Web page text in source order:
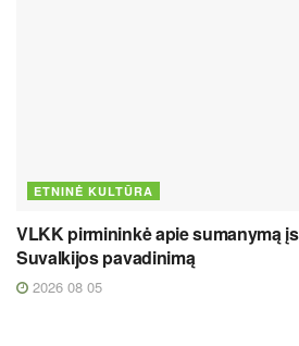
ETNINĖ KULTŪRA
VLKK pirmininkė apie sumanymą
Suvalkijos pavadinimą
2026 08 05